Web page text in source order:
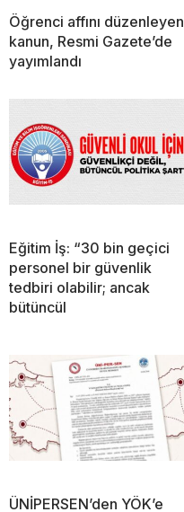
Öğrenci affını düzenleyen
kanun, Resmi Gazete’de
yayımlandı
Eğitim İş: “30 bin geçici
personel bir güvenlik
tedbiri olabilir; ancak
bütüncül
ÜNİPERSEN’den YÖK’e